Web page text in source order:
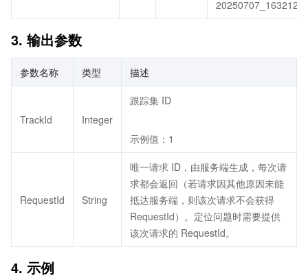
3. 输出参数
参数名称 类型 描述
TrackId Integer
跟踪集 ID
示例值：1
RequestId String
唯一请求 ID，由服务端生成，每次请
求都会返回（若请求因其他原因未能
抵达服务端，则该次请求不会获得
RequestId）。定位问题时需要提供
该次请求的 RequestId。
4. 示例